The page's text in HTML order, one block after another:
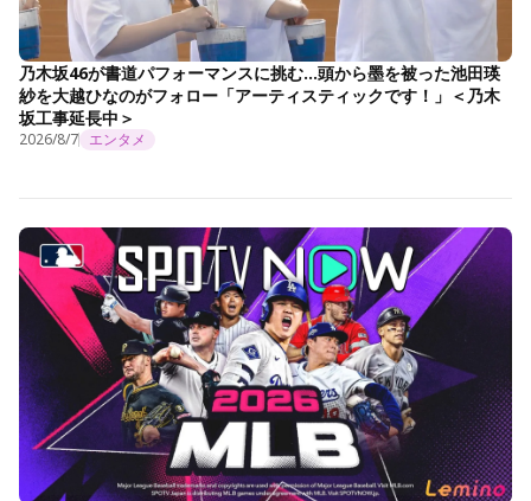
乃木坂46が書道パフォーマンスに挑む…頭から墨を被った池田瑛
紗を大越ひなのがフォロー「アーティスティックです！」＜乃木
坂工事延長中＞
2026/8/7 エンタメ